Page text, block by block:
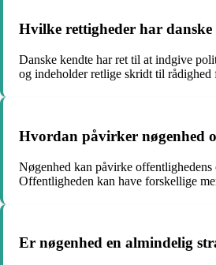
Hvilke rettigheder har
Danske kendte har ret til at indgive
og indeholder retlige skridt til
Hvordan påvirker nøgenhed
Nøgenhed kan påvirke
Offentligheden kan have forskellige
Er nøgenhed en almindelig